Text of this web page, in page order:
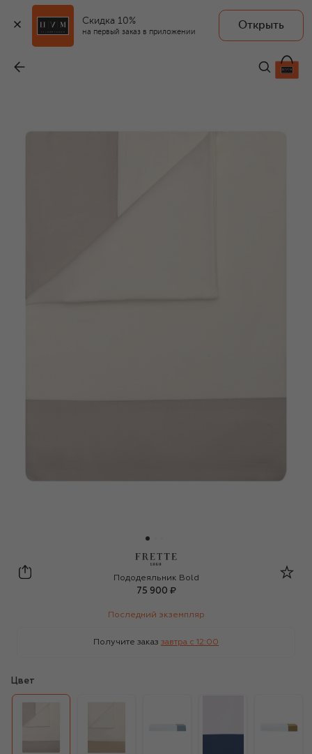
Скидка 10%
на первый заказ в приложении
Открыть
75 900 ₽
Frette
Пододеяльник Bold
75 900 ₽
Последний экземпляр
Получите заказ завтра c 12:00
Цвет